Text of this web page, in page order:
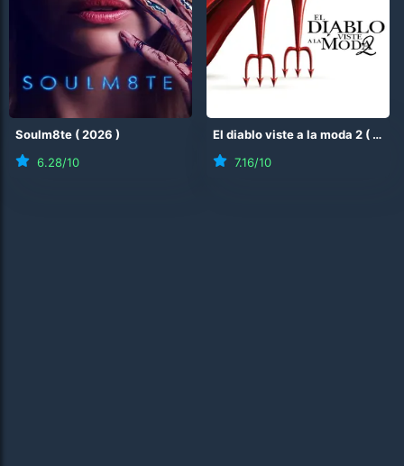
Soulm8te (2026 )
6.28/10
El diablo viste a la moda 2 ( 2026
7.16/10